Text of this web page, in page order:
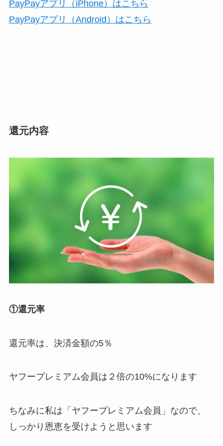
PayPayアプリ（iPhone）はこちら
PayPayアプリ（Android）はこちら
還元内容
①還元率
還元率は、決済金額の5％
ヤフープレミアム会員は２倍の10%になります
ちなみに私は「ヤフープレミアム会員」なので、
しっかり恩恵を受けようと思います